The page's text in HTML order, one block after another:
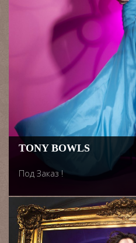
TONY BOWLS
Под Заказ !